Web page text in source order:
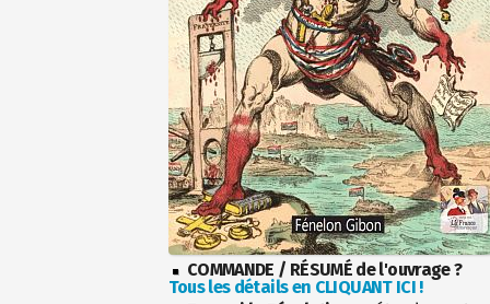
COMMANDE / RÉSUMÉ de l'ouvrage ?
Tous les détails en CLIQUANT ICI !